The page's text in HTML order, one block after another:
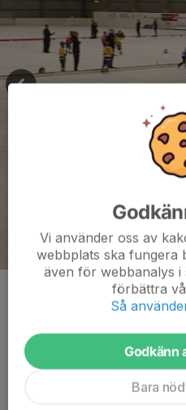
Vi använder oss av
webbplats ska fungera
även för webbanalys i
förbättra
Så
Godkänn
Bara